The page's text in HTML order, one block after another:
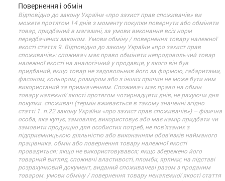
Повернення і обмін
Відповідно до закону України «про захист прав споживачів» ви
можете протягом 14 днів з моменту покупки повернути або обміняти
товар, придбаний в магазині, за умови виконання всіх норм
передбачених законом. Умови обміну / повернення товару належної
якості стаття 9. Відповідно до закону України «про захист прав
споживачів»: споживач має право обміняти непродовольчий товар
належної якості на аналогічний у продавця, у якого він був
придбаний, якщо товар не задовольнив його за формою, габаритами,
фасоном, кольором, розміром або з інших причин не може бути ним
використаний за призначенням. Споживач має право на обмін
товару належної якості протягом чотирнадцяти днів, не рахуючи дня
покупки. споживач (термін вживається в такому значенні згідно
статті 1. п.22 закону України «про захист прав споживачів») – фізична
особа, яка купує, замовляє, використовує або має намір придбати чи
замовити продукцію для особистих потреб, не пов’язаних з
підприємницькою діяльністю або виконанням обов’язків найманого
працівника. обмін або повернення товару належної якості
провадиться: якщо не використовувався; якщо збережено його
товарний вигляд, споживчі властивості, пломби, ярлики; на підставі
розрахунковий документ, виданий споживачеві разом з проданим
товаром. умови обміну / повернення товару неналежної якості стаття